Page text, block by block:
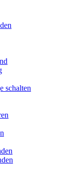
schalten